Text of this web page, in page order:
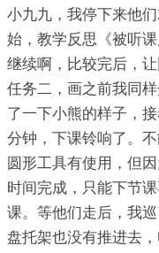
小九九，我停下来他
始，教学反思《被听
继续啊，比较完后，
任务二，画之前我同
了一下小熊的样子，
分钟，下课铃响了。
圆形工具有使用，但
时间完成，只能下节
课。等他们走后，我
盘托架也没有推进去